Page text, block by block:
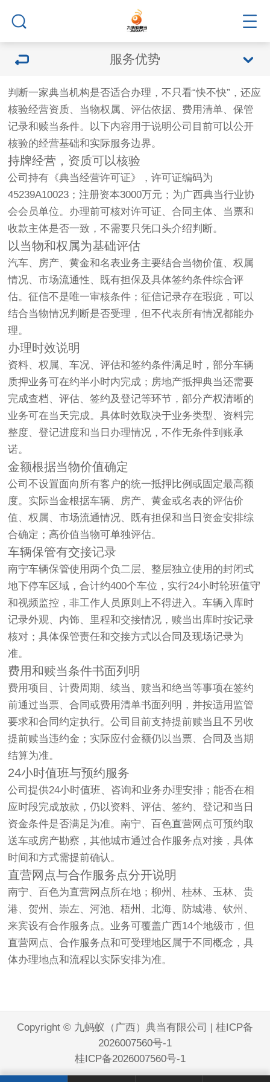
服务优势
判断一家典当机构是否适合办理，不只看“快不快”，还应
核验经营资质、当物权属、评估依据、费用清单、保管
记录和赎当条件。以下内容用于说明公司目前可以公开
核验的经营基础和实际服务边界。
持牌经营，资质可以核验
公司持有《典当经营许可证》，许可证编码为
45239A10023；注册资本3000万元；为广西典当行业协
会会员单位。办理前可核对许可证、合同主体、当票和
收款主体是否一致，不需要只凭口头介绍判断。
以当物和权属为基础评估
汽车、房产、黄金和名表业务主要结合当物价值、权属
情况、市场流通性、既有担保及具体签约条件综合评
估。征信不是唯一审核条件；征信记录存在瑕疵，可以
结合当物情况判断是否受理，但不代表所有情况都能办
理。
办理时效说明
资料、权属、车况、评估和签约条件满足时，部分车辆
质押业务可在约半小时内完成；房地产抵押典当还需要
完成查档、评估、签约及登记等环节，部分产权清晰的
业务可在当天完成。具体时效取决于业务类型、资料完
整度、登记进度和当日办理情况，不作无条件到账承
诺。
金额根据当物价值确定
公司不设置面向所有客户的统一抵押比例或固定最高额
度。实际当金根据车辆、房产、黄金或名表的评估价
值、权属、市场流通情况、既有担保和当日资金安排综
合确定；高价值当物可单独评估。
车辆保管有交接记录
南宁车辆保管使用两个负二层、整层独立使用的封闭式
地下停车区域，合计约400个车位，实行24小时轮班值守
和视频监控，非工作人员原则上不得进入。车辆入库时
记录外观、内饰、里程和交接情况，赎当出库时按记录
核对；具体保管责任和交接方式以合同及现场记录为
准。
费用和赎当条件书面列明
费用项目、计费周期、续当、赎当和绝当等事项在签约
前通过当票、合同或费用清单书面列明，并按适用监管
要求和合同约定执行。公司目前支持提前赎当且不另收
提前赎当违约金；实际应付金额仍以当票、合同及当期
结算为准。
24小时值班与预约服务
公司提供24小时值班、咨询和业务办理安排；能否在相
应时段完成放款，仍以资料、评估、签约、登记和当日
资金条件是否满足为准。南宁、百色直营网点可预约取
送车或房产勘察，其他城市通过合作服务点对接，具体
时间和方式需提前确认。
直营网点与合作服务点分开说明
南宁、百色为直营网点所在地；柳州、桂林、玉林、贵
港、贺州、崇左、河池、梧州、北海、防城港、钦州、
来宾设有合作服务点。业务可覆盖广西14个地级市，但
直营网点、合作服务点和可受理地区属于不同概念，具
体办理地点和流程以实际安排为准。
Copyright © 九蚂蚁（广西）典当有限公司 | 桂ICP备
2026007560号-1
桂ICP备2026007560号-1